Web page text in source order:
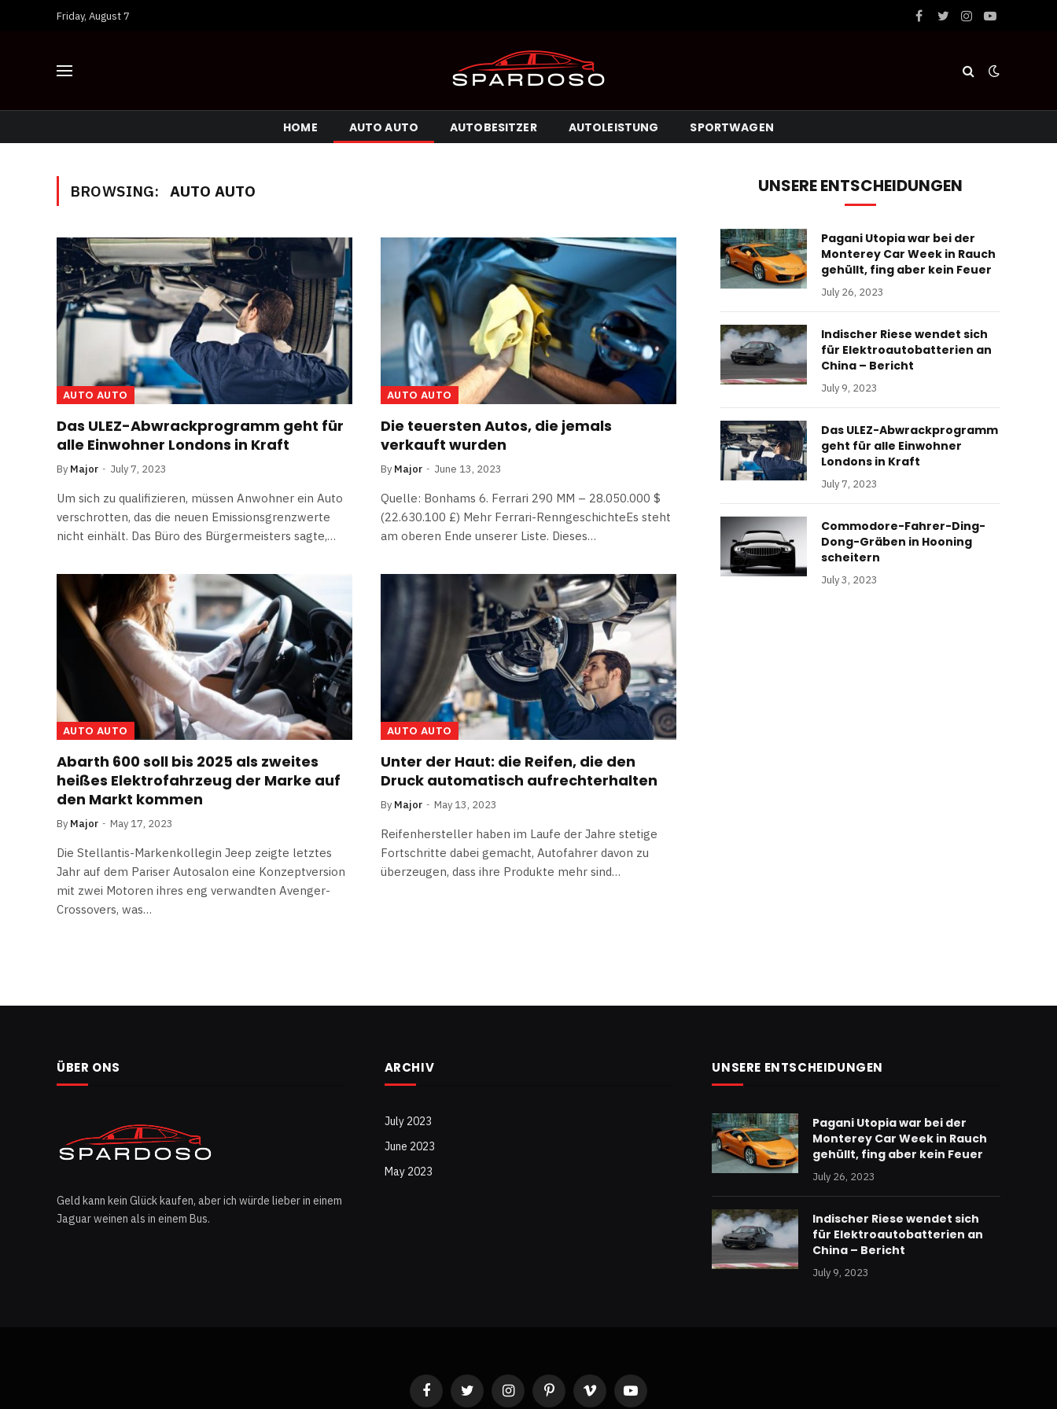
Friday, August 7 Facebook
TwitterInstagram
YouTube
HOME AUTO AUTO AUTOBESITZER AUTOLEISTUNG SPORTWAGEN
BROWSING: AUTO AUTO
AUTO AUTO
Das ULEZ-Abwrackprogramm geht für
alle Einwohner Londons in Kraft
By Major July 7, 2023
Um sich zu qualifizieren, müssen Anwohner ein Auto
verschrotten, das die neuen Emissionsgrenzwerte
nicht einhält. Das Büro des Bürgermeisters sagte,…
AUTO AUTO
Die teuersten Autos, die jemals
verkauft wurden
By Major June 13, 2023
Quelle: Bonhams 6. Ferrari 290 MM – 28.050.000 $
(22.630.100 £) Mehr Ferrari-RenngeschichteEs steht
am oberen Ende unserer Liste. Dieses…
AUTO AUTO
Abarth 600 soll bis 2025 als zweites
heißes Elektrofahrzeug der Marke auf
den Markt kommen
By Major May 17, 2023
Die Stellantis-Markenkollegin Jeep zeigte letztes
Jahr auf dem Pariser Autosalon eine Konzeptversion
mit zwei Motoren ihres eng verwandten Avenger-
Crossovers, was…
AUTO AUTO
Unter der Haut: die Reifen, die den
Druck automatisch aufrechterhalten
By Major May 13, 2023
Reifenhersteller haben im Laufe der Jahre stetige
Fortschritte dabei gemacht, Autofahrer davon zu
überzeugen, dass ihre Produkte mehr sind…
UNSERE ENTSCHEIDUNGEN
Pagani Utopia war bei der
Monterey Car Week in Rauch
gehüllt, fing aber kein Feuer
July 26, 2023
Indischer Riese wendet sich
für Elektroautobatterien an
China – Bericht
July 9, 2023
Das ULEZ-Abwrackprogramm
geht für alle Einwohner
Londons in Kraft
July 7, 2023
Commodore-Fahrer-Ding-
Dong-Gräben in Hooning
scheitern
July 3, 2023
ÜBER ONS
Geld kann kein Glück kaufen, aber ich würde lieber in einem
Jaguar weinen als in einem Bus.
ARCHIV
July 2023
June 2023
May 2023
UNSERE ENTSCHEIDUNGEN
Pagani Utopia war bei der
Monterey Car Week in Rauch
gehüllt, fing aber kein Feuer
July 26, 2023
Indischer Riese wendet sich
für Elektroautobatterien an
China – Bericht
July 9, 2023
FacebookTwitter InstagramPinterestVimeo YouTube